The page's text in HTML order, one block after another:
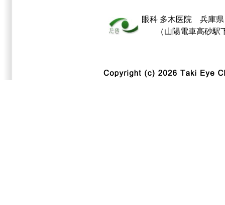
眼科 多木医院 兵庫県
（山陽電車高砂駅